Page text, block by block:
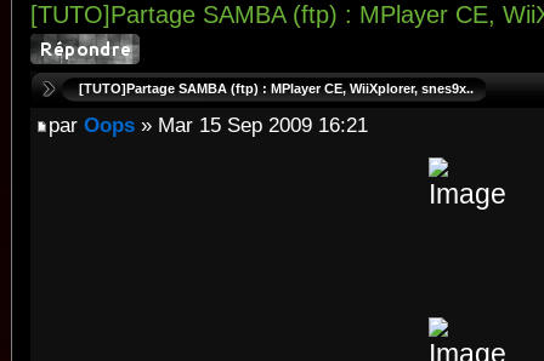
[TUTO]Partage SAMBA (ftp) : MPlayer CE,
[TUTO]Partage SAMBA (ftp) : MPlayer CE, WiiXplorer, snes9x..
par Oops » Mar 15 Sep 2009 16:21